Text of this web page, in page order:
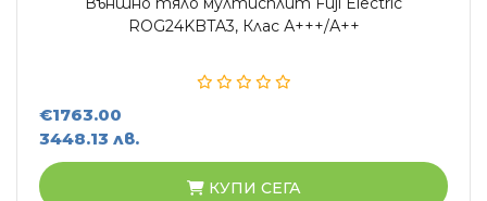
ROG24KBTA3, Клас А+++/А++
€1763.00
3448.13 лв.
КУПИ СЕГА